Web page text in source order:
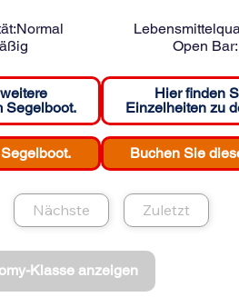
Normal
Segelboot.
Open Bar:
Hier finden
Einzelheiten zu
Buchen Sie
Nächste Zuletzt
Klasse anzeigen